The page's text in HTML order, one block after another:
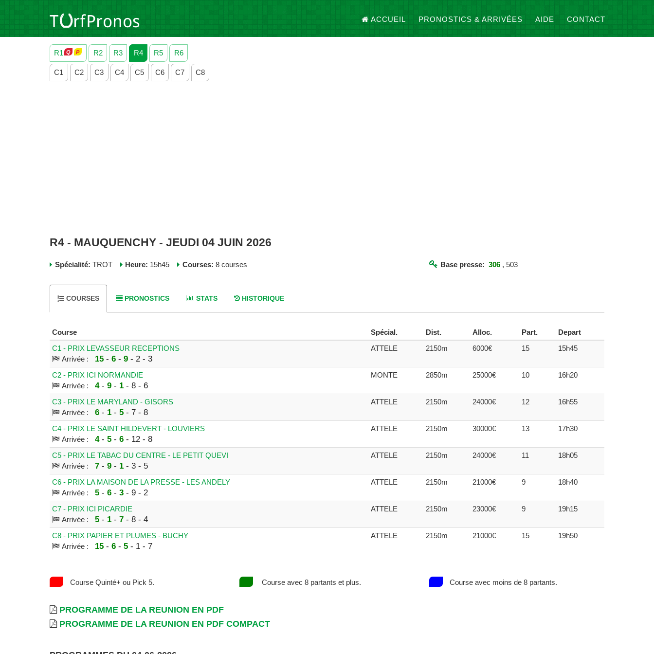
ACCUEIL PRONOSTICS & ARRIVÉES AIDE CONTACT
R1 R2 R3 R4 R5 R6
C1 C2 C3 C4 C5 C6 C7 C8
R4 - MAUQUENCHY - JEUDI 04 JUIN 2026
Spécialité: TROT Heure: 15h45 Courses: 8 courses Base presse: 306 , 503
COURSES PRONOSTICS STATS HISTORIQUE
Course Spécial. Dist. Alloc. Part.
Depart
C1 - PRIX LEVASSEUR RECEPTIONS
Arrivée :
15- 6- 9- 2 - 3
ATTELE 2150m 6000€ 15 15h45
C2 - PRIX ICI NORMANDIE
Arrivée :
4- 9- 1- 8 - 6
MONTE 2850m 25000€ 10 16h20
C3 - PRIX LE MARYLAND - GISORS
Arrivée :
6- 1- 5- 7 - 8
ATTELE 2150m 24000€ 12 16h55
C4 - PRIX LE SAINT HILDEVERT - LOUVIERS
Arrivée :
4- 5- 6- 12 - 8
ATTELE 2150m 30000€ 13 17h30
C5 - PRIX LE TABAC DU CENTRE - LE PETIT QUEVI
Arrivée :
7- 9- 1- 3 - 5
ATTELE 2150m 24000€ 11 18h05
C6 - PRIX LA MAISON DE LA PRESSE - LES ANDELY
Arrivée :
5- 6- 3- 9 - 2
ATTELE 2150m 21000€ 9 18h40
C7 - PRIX ICI PICARDIE
Arrivée :
5- 1- 7- 8 - 4
ATTELE 2150m 23000€ 9 19h15
C8 - PRIX PAPIER ET PLUMES - BUCHY
Arrivée :
15- 6- 5- 1 - 7
ATTELE 2150m 21000€ 15 19h50
Course Quinté+ ou Pick 5. Course avec 8 partants et plus. Course avec moins de 8 partants.
PROGRAMME DE LA REUNION EN PDF
PROGRAMME DE LA REUNION EN PDF COMPACT